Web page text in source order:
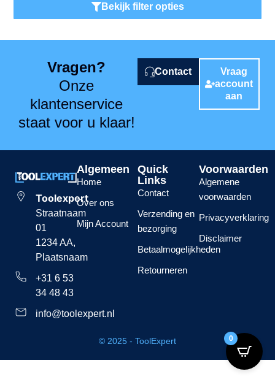
Bekijk filter opties
Vragen?
Onze
klantenservice
staat voor u klaar!
Contact
Vraag
account
aan
Toolexpert
Straatnaam
01
1234 AA,
Plaatsnaam
+31 6 53
34 48 43
info@toolexpert.nl
Algemeen
Home
Over ons
Mijn Account
Quick
Links
Contact
Verzending en
bezorging
Betaalmogelijkheden
Retourneren
Voorwaarden
Algemene
voorwaarden
Privacyverklaring
Disclaimer
© 2025 - ToolExpert 0